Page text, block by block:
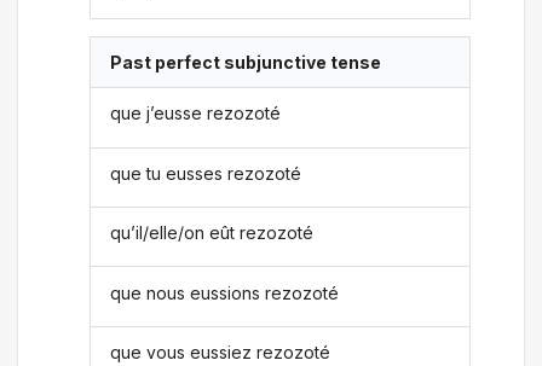
Past perfect subjunctive tense
que j’eusse rezozoté
que tu eusses rezozoté
qu’il/elle/on eût rezozoté
que nous eussions rezozoté
que vous eussiez rezozoté